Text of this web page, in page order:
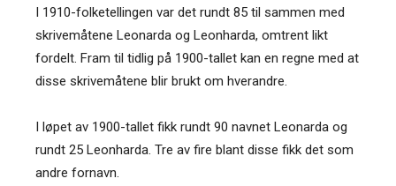
I 1910-folketellingen var det rundt 85 til sammen med
skrivemåtene Leonarda og Leonharda, omtrent likt
fordelt. Fram til tidlig på 1900-tallet kan en regne med at
disse skrivemåtene blir brukt om hverandre.
I løpet av 1900-tallet fikk rundt 90 navnet Leonarda og
rundt 25 Leonharda. Tre av fire blant disse fikk det som
andre fornavn.